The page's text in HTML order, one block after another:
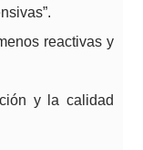
reactivas y
y la calidad